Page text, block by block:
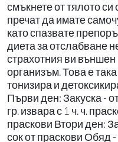
смъкнете от тялото си
пречат да имате
като спазвате
диета за отслабване
страхотния ви
организъм. Това е
тонизира и
Първи ден: Закуска -
гр. извара с 1 ч. ч.
праскови Втори ден:
сок от праскови Обяд